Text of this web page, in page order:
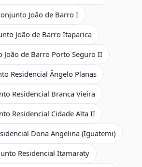
João de Barro I
João de Barro Itaparica
João de Barro Porto Seguro II
Residencial Ângelo Planas
Residencial Branca Vieira
Residencial Cidade Alta II
Dona Angelina (Iguatemi)
Residencial Itamaraty